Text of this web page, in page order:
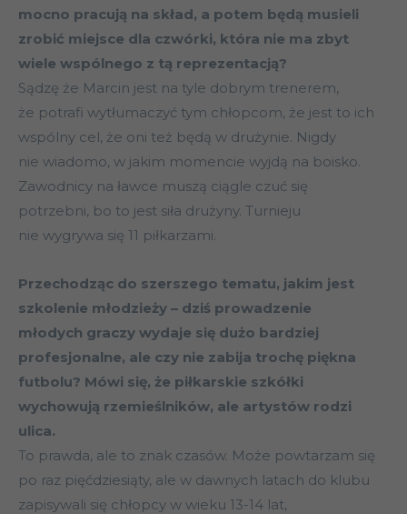
mocno pracują na skład, a potem będą musieli
zrobić miejsce dla czwórki, która nie ma zbyt
wiele wspólnego z tą reprezentacją?
Sądzę że Marcin jest na tyle dobrym trenerem,
że potrafi wytłumaczyć tym chłopcom, że jest to ich
wspólny cel, że oni też będą w drużynie. Nigdy
nie wiadomo, w jakim momencie wyjdą na boisko.
Zawodnicy na ławce muszą ciągle czuć się
potrzebni, bo to jest siła drużyny. Turnieju
nie wygrywa się 11 piłkarzami.
Przechodząc do szerszego tematu, jakim jest
szkolenie młodzieży – dziś prowadzenie
młodych graczy wydaje się dużo bardziej
profesjonalne, ale czy nie zabija trochę piękna
futbolu? Mówi się, że piłkarskie szkółki
wychowują rzemieślników, ale artystów rodzi
ulica.
To prawda, ale to znak czasów. Może powtarzam się
po raz pięćdziesiąty, ale w dawnych latach do klubu
zapisywali się chłopcy w wieku 13-14 lat,